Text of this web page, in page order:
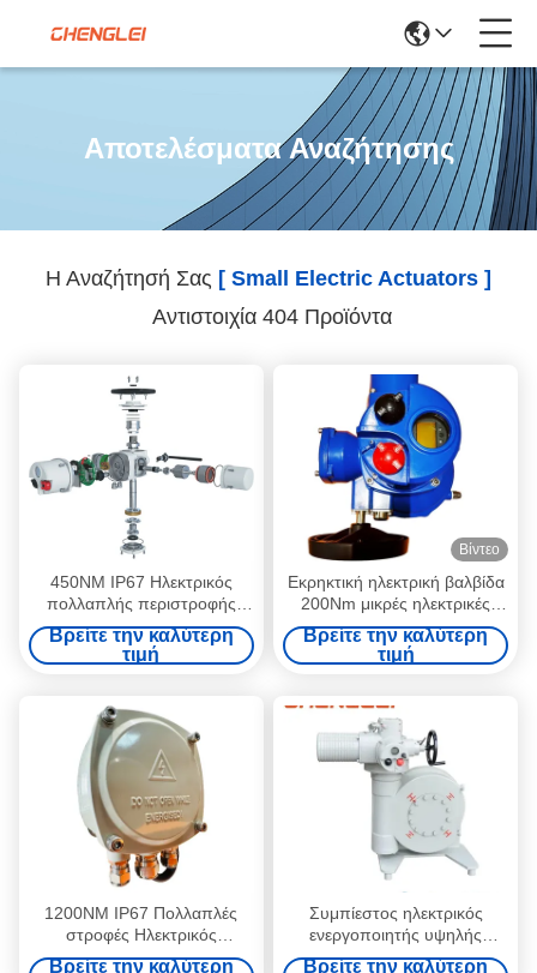
Αποτελέσματα Αναζήτησης
Η Αναζήτησή Σας [ Small Electric Actuators ]
Αντιστοιχία 404 Προϊόντα
450NM IP67 Ηλεκτρικός
πολλαπλής περιστροφής
ενεργοποιητής
Βρείτε την καλύτερη
τιμή
Βίντεο
Εκρηκτική ηλεκτρική βαλβίδα
200Nm μικρές ηλεκτρικές
βαλβίδες
Βρείτε την καλύτερη
τιμή
1200NM IP67 Πολλαπλές
στροφές Ηλεκτρικός
ενεργοποιητής
Βρείτε την καλύτερη
Συμπίεστος ηλεκτρικός
ενεργοποιητής υψηλής
ισχύος με έλεγχο 4-20mA και
Βρείτε την καλύτερη